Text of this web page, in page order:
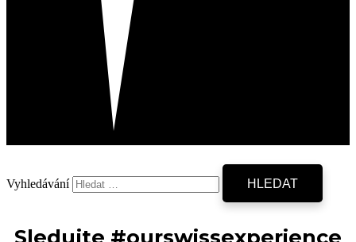
Vyhledávání
Sledujte #ourswissexperience